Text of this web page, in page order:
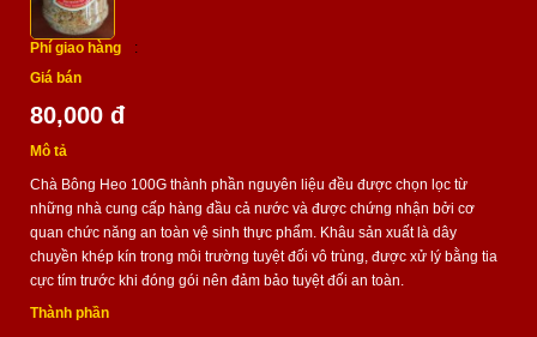
Phí giao hàng
:
Giá bán
80,000 đ
Mô tả
Chà Bông Heo 100G thành phần nguyên liệu đều được chọn lọc từ
những nhà cung cấp hàng đầu cả nước và được chứng nhận bởi cơ
quan chức năng an toàn vệ sinh thực phẩm. Khâu sản xuất là dây
chuyền khép kín trong môi trường tuyệt đối vô trùng, được xử lý bằng tia
cực tím trước khi đóng gói nên đảm bảo tuyệt đối an toàn.
Thành phần